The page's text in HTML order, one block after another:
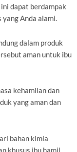
dapat berdampak
Anda alami.
dalam produk
aman untuk ibu
kehamilan dan
yang aman dan
bahan kimia
khusus ibu hamil